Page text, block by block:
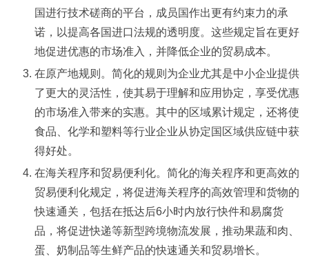
国进行技术磋商的平台，成员国作出更有约束力的承
诺，以提高各国进口法规的透明度。这些规定旨在更好
地促进优惠的市场准入，并降低企业的贸易成本。
在原产地规则。简化的规则为企业尤其是中小企业提供
了更大的灵活性，使其易于理解和应用协定，享受优惠
的市场准入带来的实惠。其中的区域累计规定，还将使
食品、化学和塑料等行业企业从协定国区域供应链中获
得好处。
在海关程序和贸易便利化。简化的海关程序和更高效的
贸易便利化规定，将促进海关程序的高效管理和货物的
快速通关，包括在抵达后6小时内放行快件和易腐货
品，将促进快递等新型跨境物流发展，推动果蔬和肉、
蛋、奶制品等生鲜产品的快速通关和贸易增长。